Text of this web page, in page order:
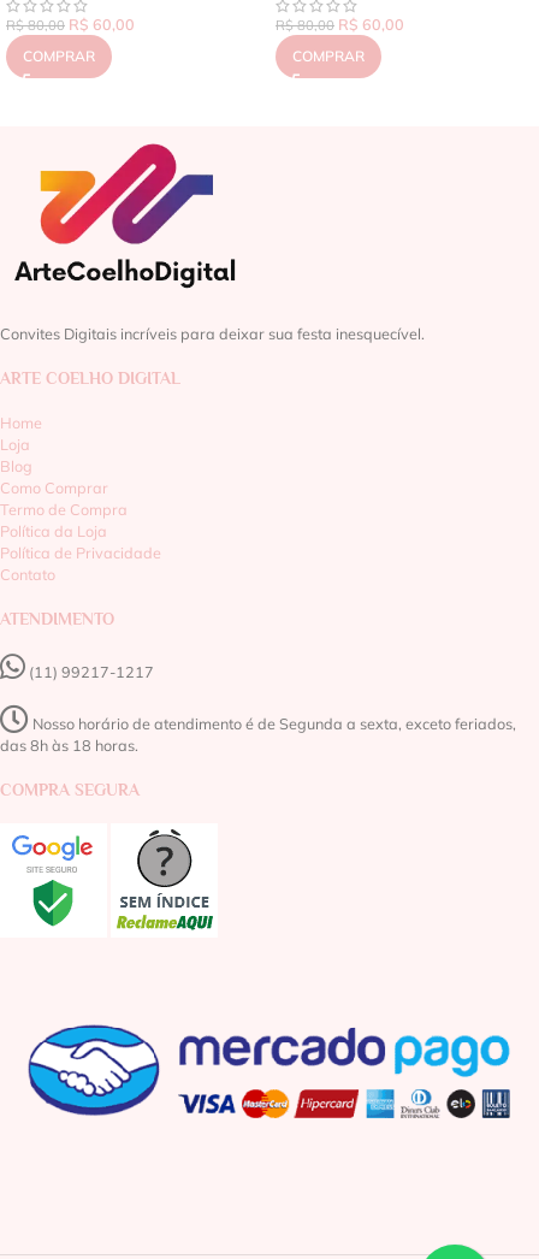
R$80,00 R$ 60,00
COMPRAR
R$80,00 R$ 60,00
COMPRAR
Convites Digitais incríveis para deixar sua festa inesquecível.
ARTE COELHO DIGITAL
Home
Loja
Blog
Como Comprar
Termo de Compra
Política da Loja
Política de Privacidade
Contato
ATENDIMENTO
(11) 99217-1217‬
Nosso horário de atendimento é de Segunda a sexta, exceto feriados,
das 8h às 18 horas.
COMPRA SEGURA